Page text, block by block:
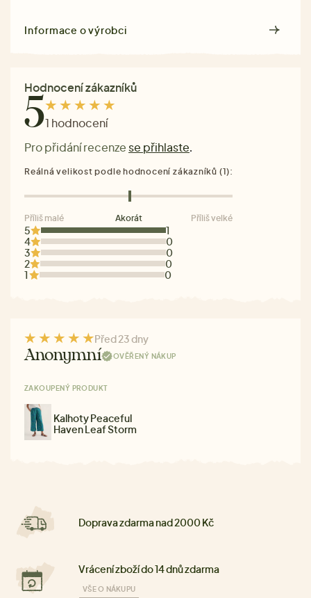
Informace o výrobci
Hodnocení zákazníků
51 hodnocení
Pro přidání recenze se přihlaste.
5
1
4
0
3
0
2
0
1
0
Reálná velikost podle hodnocení zákazníků (1):
Příliš malé Akorát Příliš velké
Před 23 dny
Anonymní OVĚŘENÝ NÁKUP
ZAKOUPENÝ PRODUKT
Kalhoty Peaceful
Haven Leaf Storm
Doprava zdarma nad 2000 Kč
Vrácení zboží do 14 dnů zdarma
VŠE O NÁKUPU